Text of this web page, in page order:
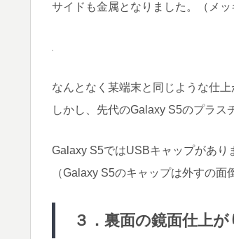
サイドも金属となりました。（メッ
なんとなく某端末と同じような仕
しかし、先代のGalaxy S5のプラス
Galaxy S5ではUSBキャップがあり
（Galaxy S5のキャップは外すの
３．裏面の鏡面仕上